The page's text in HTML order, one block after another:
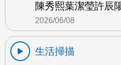
陳秀熙葉潔瑩許辰
2026/06/08
生活掃描